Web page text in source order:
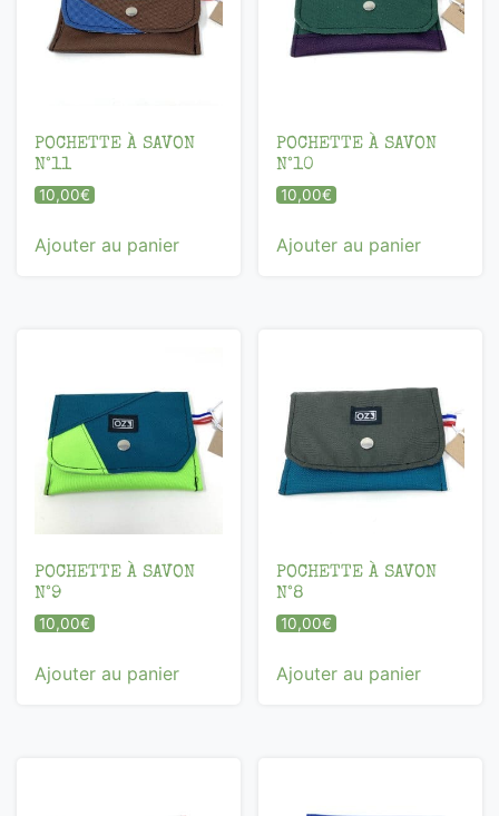
POCHETTE À SAVON
N°11
10,00€
Ajouter au panier
POCHETTE À SAVON
N°10
10,00€
Ajouter au panier
POCHETTE À SAVON
N°9
10,00€
Ajouter au panier
POCHETTE À SAVON
N°8
10,00€
Ajouter au panier